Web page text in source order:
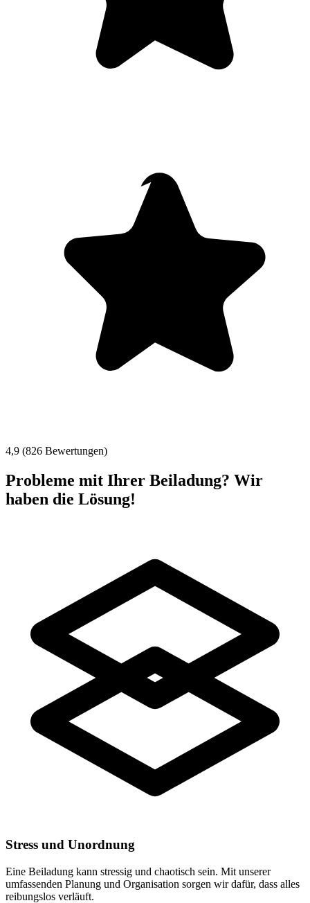
4,9 (826 Bewertungen)
Probleme mit Ihrer Beiladung? Wir
haben die Lösung!
Stress und Unordnung
Eine Beiladung kann stressig und chaotisch sein. Mit unserer
umfassenden Planung und Organisation sorgen wir dafür, dass alles
reibungslos verläuft.